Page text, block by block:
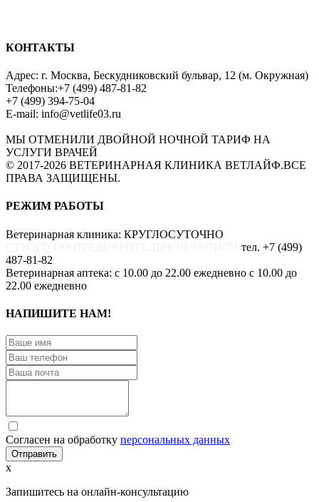
КОНТАКТЫ
Адрес: г. Москва, Бескудниковский бульвар, 12 (м. Окружная)
Телефоны:+7 (499) 487-81-82
+7 (499) 394-75-04
E-mail: info@vetlife03.ru
МЫ ОТМЕНИЛИ ДВОЙНОЙ НОЧНОЙ ТАРИФ НА
УСЛУГИ ВРАЧЕЙ
© 2017-2026 ВЕТЕРИНАРНАЯ КЛИНИКА ВЕТЛАЙФ.ВСЕ
ПРАВА ЗАЩИЩЕНЫ.
РЕЖИМ РАБОТЫ
Ветеринарная клиника: КРУГЛОСУТОЧНО
тел. +7 (499)
487-81-82
Ветеринарная аптека: с 10.00 до 22.00 ежедневно с 10.00 до
22.00 ежедневно
НАПИШИТЕ НАМ!
Согласен на обработку персональных данных
Отправить
x
Запишитесь на онлайн-консультацию